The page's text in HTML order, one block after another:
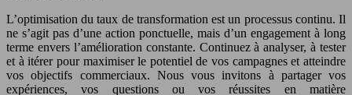
L’optimisation du taux de transformation est un processus continu. Il
ne s’agit pas d’une action ponctuelle, mais d’un engagement à long
terme envers l’amélioration constante. Continuez à analyser, à tester
et à itérer pour maximiser le potentiel de vos campagnes et atteindre
vos objectifs commerciaux. Nous vous invitons à partager vos
expériences, vos questions ou vos réussites en matière